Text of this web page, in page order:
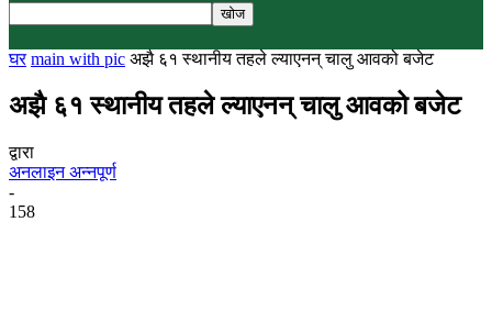
घर main with pic अझै ६१ स्थानीय तहले ल्याएनन् चालु आवको बजेट
अझै ६१ स्थानीय तहले ल्याएनन् चालु आवको बजेट
द्वारा
अनलाइन अन्नपूर्ण
-
158